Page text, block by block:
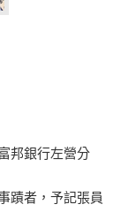
邦銀行左營分
蹟者，予記張員